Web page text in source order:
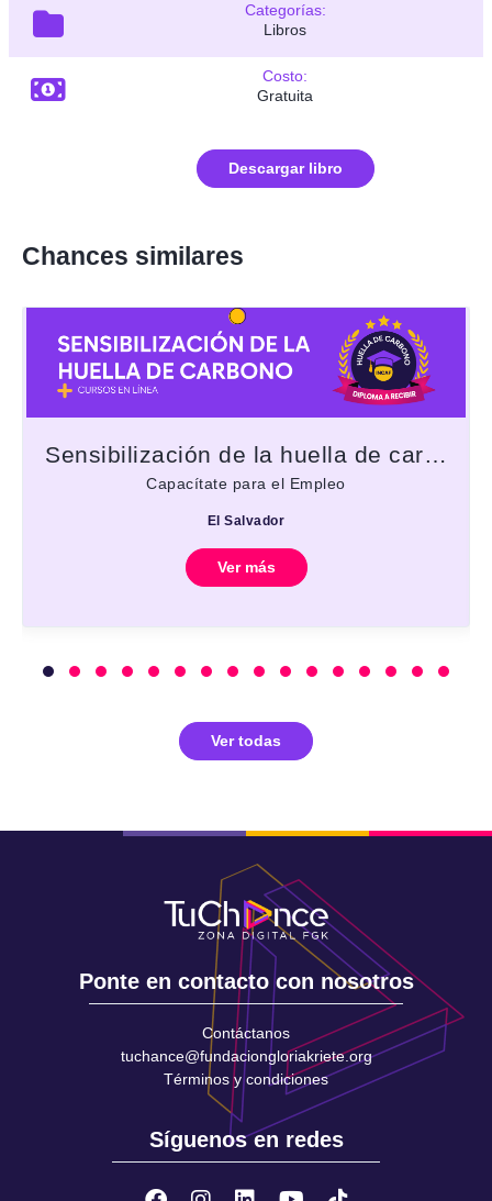
Categorías:
Libros
Costo:
Gratuita
Descargar libro
Chances similares
Sensibilización de la huella de carbono
Capacítate para el Empleo
El Salvador
Ver más
Ver todas
Ponte en contacto con nosotros
Contáctanos
tuchance@fundaciongloriakriete.org
Términos y condiciones
Síguenos en redes